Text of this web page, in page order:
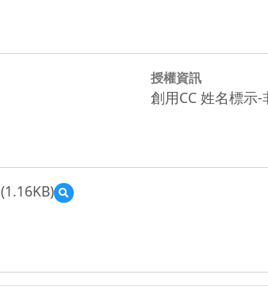
授權資訊
創用CC 姓名標示
(1.16KB)
預
覽
－